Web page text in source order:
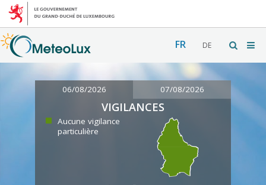
FR DE
06/08/2026 07/08/2026
VIGILANCES
Aucune vigilance
particulière